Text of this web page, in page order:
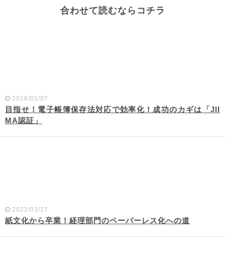
合わせて読むならコチラ
2026/01/07
目指せ！電子帳簿保存法対応で効率化！成功のカギは「JII
MA認証」
2022/03/17
紙文化から卒業！経理部門のペーパーレス化への道